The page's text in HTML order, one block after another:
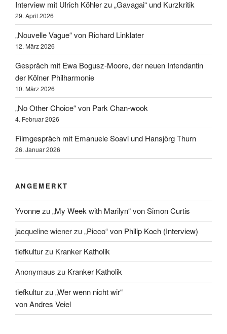
Interview mit Ulrich Köhler zu „Gavagai“ und Kurzkritik
29. April 2026
„Nouvelle Vague“ von Richard Linklater
12. März 2026
Gespräch mit Ewa Bogusz-Moore, der neuen Intendantin
der Kölner Philharmonie
10. März 2026
„No Other Choice“ von Park Chan-wook
4. Februar 2026
Filmgespräch mit Emanuele Soavi und Hansjörg Thurn
26. Januar 2026
ANGEMERKT
Yvonnezu„My Week with Marilyn“ von Simon Curtis
jacqueline wienerzu„Picco“ von Philip Koch (Interview)
tiefkulturzu Kranker Katholik
Anonymaus zu Kranker Katholik
tiefkulturzu„Wer wenn nicht wir“
von Andres Veiel